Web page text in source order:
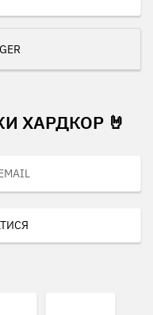
ХАРДКОР 🤘